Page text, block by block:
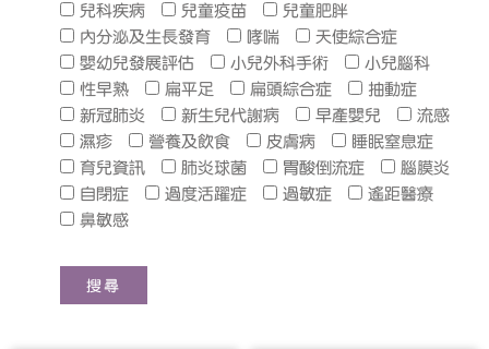
兒科疾病 兒童疫苗
兒童肥胖
內分泌及生長發育
哮喘
天使綜合症
嬰幼兒發展評估
小兒外科手術
小兒腦科
性早熟
扁平足 扁頭綜合症
抽動症
新冠肺炎
新生兒代謝病 早產嬰兒
流感
濕疹
營養及飲食 皮膚病
睡眠窒息症
育兒資訊
肺炎球菌 胃酸倒流症
腦膜炎
自閉症
過度活躍症 過敏症
遙距醫療
鼻敏感